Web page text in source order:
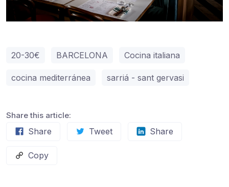
20-30€ BARCELONA Cocina italiana
cocina mediterránea sarriá - sant gervasi
Share this article:
Share Tweet Share
Copy